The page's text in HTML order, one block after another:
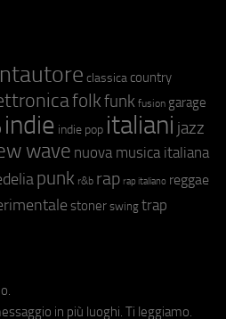
classica country
folkfunk fusion garage
indie indie pop italiani jazz
wave nuova musica italiana
punk r&b rap rap italiano reggae
stoner swing trap
in più luoghi. Ti leggiamo.